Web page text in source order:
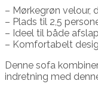
– Mørkegrøn velour,
– Plads til 2,5
– Ideel til både
– Komfortabelt
Denne sofa
indretning med